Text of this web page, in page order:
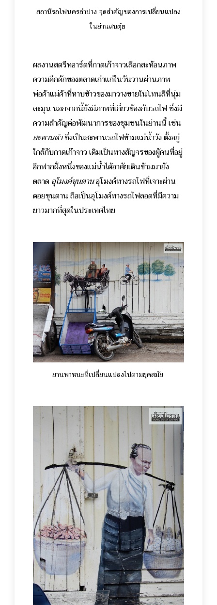
สถานีรถไฟนครลำปาง จุดสำคัญของการเปลี่ยนแปลง
ในย่านสบตุ๋ย
ผลงานสตรีทอาร์ตที่กาดเก๊าจาวเลือกสะท้อนภาพ
ความคึกคักของตลาดเก่าแก่ในวันวานผ่านภาพ
พ่อค้าแม่ค้าที่หาบข้าวของมาวางขายในโทนสีที่นุ่ม
ละมุน นอกจากนี้ยังมีภาพที่เกี่ยวข้องกับรถไฟ ซึ่งมี
ความสำคัญต่อพัฒนาการของชุมชนในย่านนี้ เช่น
สะพานดำซึ่งเป็นสะพานรถไฟข้ามแม่น้ำวัง ตั้งอยู่
ใกล้กับกาดเก๊าจาว เดิมเป็นทางสัญจรของผู้คนที่อยู่
อีกฟากฝั่งหนึ่งของแม่น้ำได้อาศัยเดินข้ามมายัง
ตลาดอุโมงค์ขุนตานอุโมงค์ทางรถไฟที่เจาะผ่าน
ดอยขุนตาน ถือเป็นอุโมงค์ทางรถไฟลอดที่มีความ
ยาวมากที่สุดในประเทศไทย
ยานพาหนะที่เปลี่ยนแปลงไปตามยุคสมัย